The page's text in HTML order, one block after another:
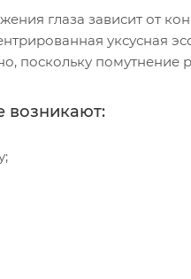
глаза зависит от
уксусная
поскольку
возникают: